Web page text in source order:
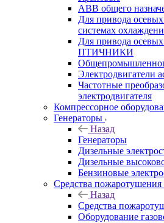
АВВ общего
Для привода
системах
Для привода
ПТИЧНИКИ
Электродвигатели
Частотные
электродвигателя
Компрессорное
Генераторы
Назад
Генераторы
Дизельные
Дизельные
Бензиновые
Средства
Назад
Средства
Оборудование